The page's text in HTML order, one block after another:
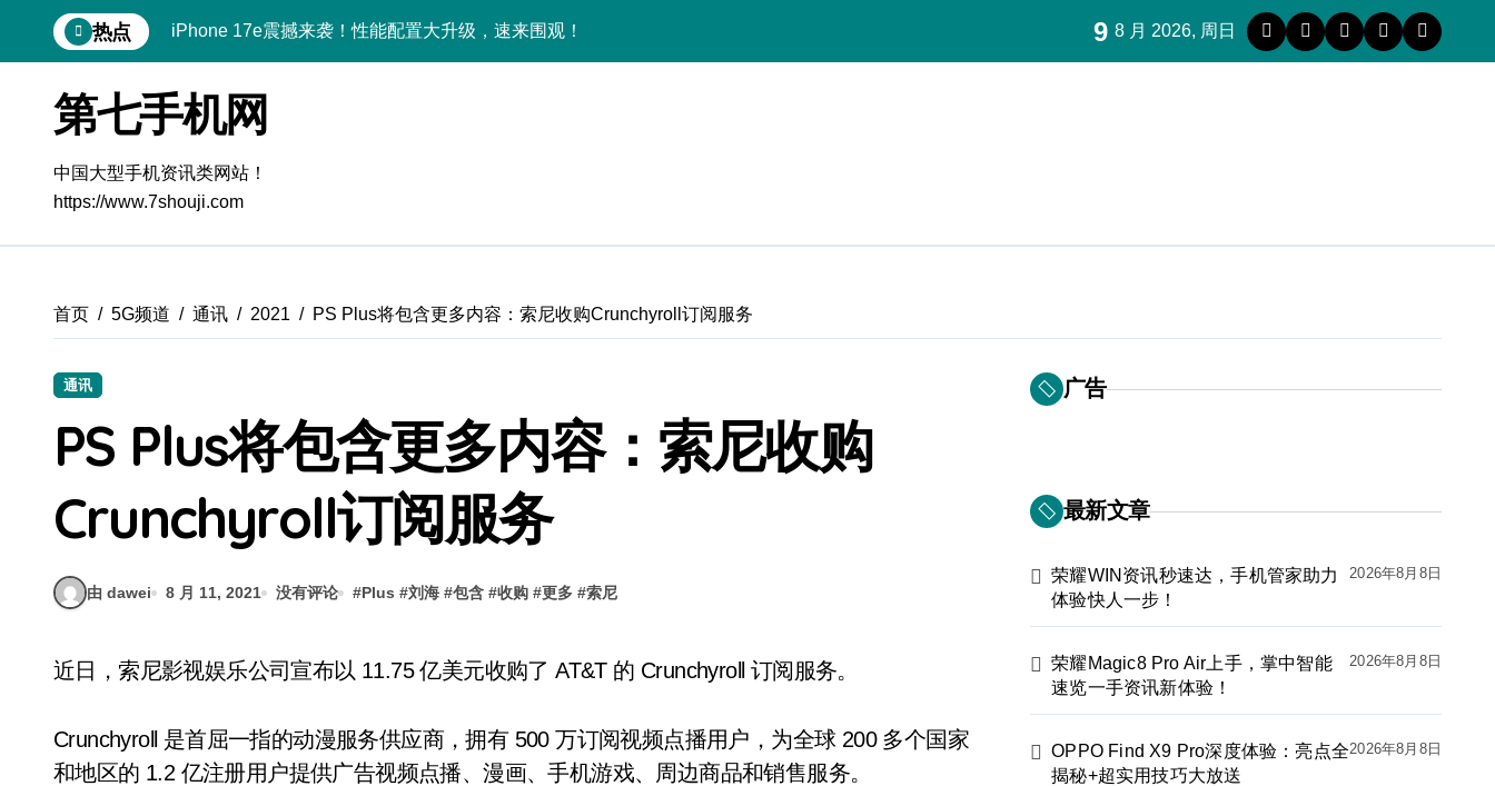
到
热点 iPhone 17e震撼来袭！性能配置大升级，速来围观！
三星Galaxy Z Fold7来袭，折叠屏新巅峰体验官先鉴！
荣耀WIN RT资讯速递来袭，手机体验官掌中秒握新鲜事！
荣耀WIN RT资讯神器来袭，手机体验官一机畅享实用信息！
小米17来袭！速览新动态，解锁超实用功能新体验！
vivo S50深度揭秘！新机亮点+实用技巧，手机党必看！
荣耀ROBOT PHONE在手，智享生活，资讯一键轻松掌控！
9 8 月 2026, 周日
第七手机网
中国大型手机资讯类网站！
https://www.7shouji.com
首页 5G频道 通讯 2021 PS Plus将包含更多内容：索尼收购Crunchyroll订阅服务
通讯
PS Plus将包含更多内容：索尼收购
Crunchyroll订阅服务
由 dawei 8 月 11, 2021 没有评论 #Plus #刘海 #包含 #收购 #更多 #索尼
近日，索尼影视娱乐公司宣布以 11.75 亿美元收购了 AT&T 的 Crunchyroll 订阅服务。
Crunchyroll 是首屈一指的动漫服务供应商，拥有 500 万订阅视频点播用户，为全球 200 多个国家
和地区的 1.2 亿注册用户提供广告视频点播、漫画、手机游戏、周边商品和销售服务。
广告
最新文章
荣耀WIN资讯秒速达，手机管家助力
体验快人一步！
2026年8月8日
荣耀Magic8 Pro Air上手，掌中智能
速览一手资讯新体验！
2026年8月8日
OPPO Find X9 Pro深度体验：亮点全
揭秘+超实用技巧大放送
2026年8月8日